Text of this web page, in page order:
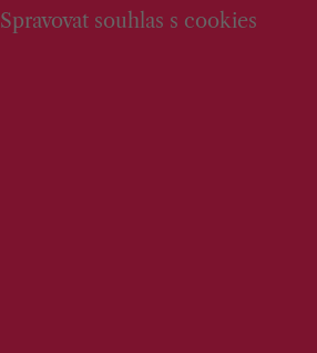
Spravovat souhlas s cookies